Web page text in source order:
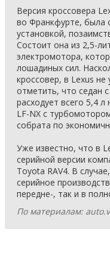
Версия кроссовера
во Франкфурте, была
установкой,
Состоит она из 2,5-
электромотора,
лошадиных сил.
кроссовер, в Lexus
отметить, что седан
расходует всего 5,4
LF-NX с
собрата по
Уже известно, что в
серийной версии
Toyota RAV4. В
серийное
передне-, так и в
По материалам: